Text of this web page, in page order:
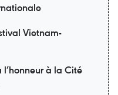
Vietnam-
à la Cité